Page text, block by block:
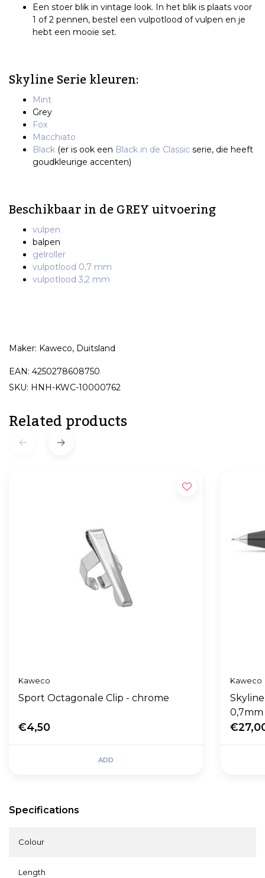
Een stoer blik in vintage look. In het blik is plaats voor
1 of 2 pennen, bestel een vulpotlood of vulpen en je
hebt een mooie set.
Skyline Serie kleuren:
Mint
Grey
Fox
Macchiato
Black (er is ook een Black in de Classic serie, die heeft
goudkleurige accenten)
Beschikbaar in de GREY uitvoering
vulpen
balpen
gelroller
vulpotlood 0,7 mm
vulpotlood 3,2 mm
Maker: Kaweco, Duitsland
EAN: 4250278608750
SKU: HNH-KWC-10000762
Specifications
Colour
Length
Related products
Kaweco
Sport Octagonale Clip - chrome
€4,50
ADD
Kaweco
0,7mm